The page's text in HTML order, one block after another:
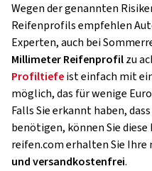
Wegen der genannten
Reifenprofils empfehlen
Experten, auch bei
Millimeter Reifenprofilzu
Profiltiefeist einfach mit
möglich, das für wenige
Falls Sie erkannt haben,
benötigen, können Sie
reifen.com erhalten Sie Ihre
und versandkostenfrei.